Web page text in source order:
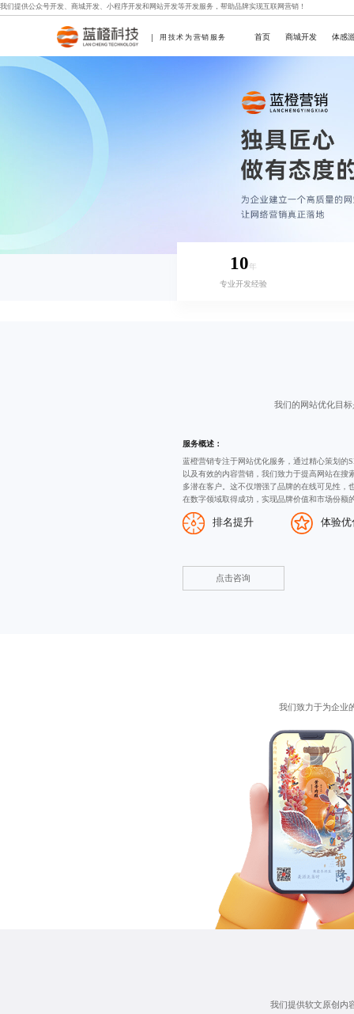
我们提供公众号开发、 商城开发、 小程序开发和 网站开发等开发服务，帮助品牌实现互联网营销！
用技术为营销服务 首页 商城开发 体感
10年
专业开发经验
我们的网站优化目标
服务概述：
蓝橙营销专注于网站优化服务，通过精心策划的
以及有效的内容营销，我们致力于提高网站在搜
多潜在客户。这不仅增强了品牌的在线可见性，
在数字领域取得成功，实现品牌价值和市场份额
排名提升 体验优
点击咨询
我们致力于为企业
我们提供软文原创内